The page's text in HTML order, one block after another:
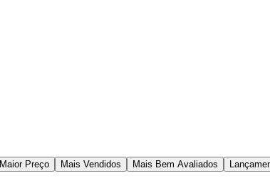
Maior Preço Mais Vendidos Mais Bem Avaliados